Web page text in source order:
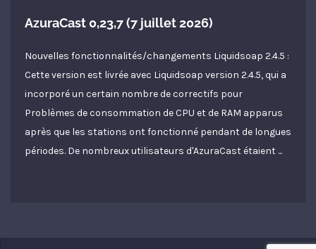
AzuraCast 0,23,7 (7 juillet 2026)
Nouvelles fonctionnalités/changements Liquidsoap 2.4.5 :
Cette version est livrée avec Liquidsoap version 2.4.5, qui a
incorporé un certain nombre de correctifs pour
Problèmes de consommation de CPU et de RAM apparus
après que les stations ont fonctionné pendant de longues
périodes. De nombreux utilisateurs d'AzuraCast étaient ...